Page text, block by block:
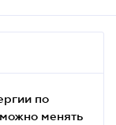
по
менять